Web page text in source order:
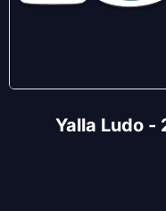
شحن الماسات يلا لودو 27640 - Yalla Ludo